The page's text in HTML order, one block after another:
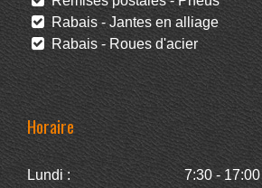
Rabais - Jantes en alliage
Rabais - Roues d'acier
Horaire
Lundi :
7:30 - 17:00